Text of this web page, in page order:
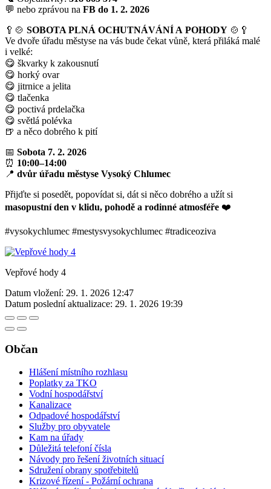
💬 nebo zprávou na FB do 1. 2. 2026
🥄🍲 SOBOTA PLNÁ OCHUTNÁVÁNÍ A POHODY 🍲🥄
Ve dvoře úřadu městyse na vás bude čekat vůně, která přiláká malé
i velké:
😋 škvarky k zakousnutí
😋 horký ovar
😋 jitrnice a jelita
😋 tlačenka
😋 poctivá prdelačka
😋 světlá polévka
🍺 a něco dobrého k pití
📅 Sobota 7. 2. 2026
⏰ 10:00–14:00
📍 dvůr úřadu městyse Vysoký Chlumec
Přijďte si posedět, popovídat si, dát si něco dobrého a užít si
masopustní den v klidu, pohodě a rodinné atmosféře ❤️
#vysokychlumec #mestysvysokychlumec #tradiceoziva
Vepřové hody 4
Datum vložení: 29. 1. 2026 12:47
Datum poslední aktualizace: 29. 1. 2026 19:39
Občan
Hlášení místního rozhlasu
Poplatky za TKO
Vodní hospodářství
Kanalizace
Odpadové hospodářství
Služby pro obyvatele
Kam na úřady
Důležitá telefoní čísla
Návody pro řešení životních situací
Sdružení obrany spotřebitelů
Krizové řízení - Požární ochrana